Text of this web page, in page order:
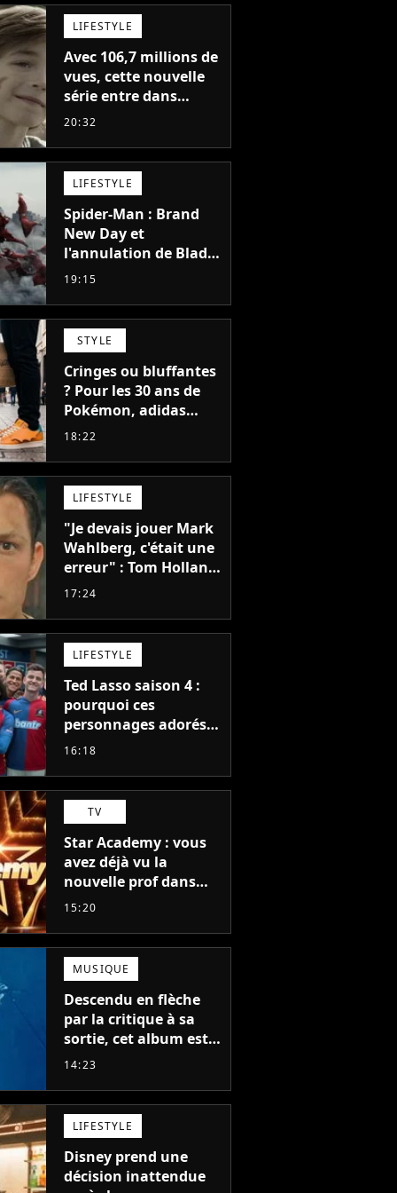
LIFESTYLE
Avec 106,7 millions de
vues, cette nouvelle
série entre dans
l'histoire de Netflix en
20:32
LIFESTYLE
Spider-Man : Brand
New Day et
l'annulation de Blade
montrent que Marvel
faire quoi que ce soit
de simple
19:15
STYLE
Cringes ou bluffantes
? Pour les 30 ans de
Pokémon, adidas
dévoile une énorme
et je ne sais pas quoi
en penser
18:22
LIFESTYLE
"Je devais jouer Mark
Wahlberg, c'était une
erreur" : Tom Holland,
la star de Spider-Man,
blockbuster
17:24
LIFESTYLE
Ted Lasso saison 4 :
pourquoi ces
personnages adorés
des fans ne sont pas
16:18
TV
Star Academy : vous
avez déjà vu la
nouvelle prof dans
The Voice et aux
15:20
MUSIQUE
Descendu en flèche
par la critique à sa
sortie, cet album est
en train de devenir le
auteur
14:23
LIFESTYLE
Disney prend une
décision inattendue